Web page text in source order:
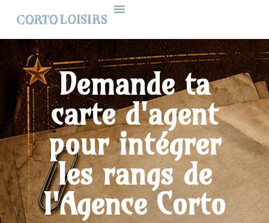
Demande ta
carte d'agent
pour intégrer
les rangs de
l'Agence Corto